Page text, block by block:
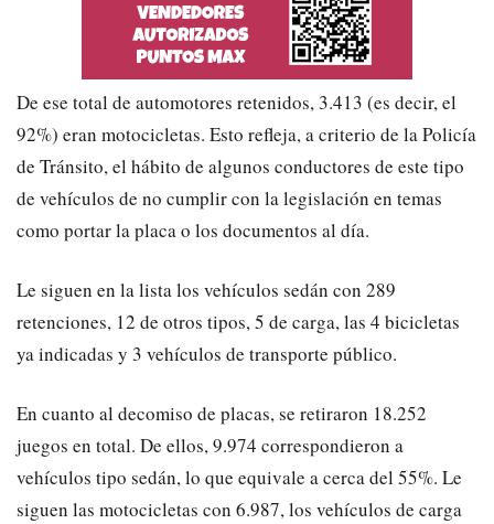
​De ese total de automotores retenidos, 3.413 (es decir, el
92%) eran motocicletas. Esto refleja, a criterio de la Policía
de Tránsito, el hábito de algunos conductores de este tipo
de vehículos de no cumplir con la legislación en temas
como portar la placa o los documentos al día.
​Le siguen en la lista los vehículos sedán con 289
retenciones, 12 de otros tipos, 5 de carga, las 4 bicicletas
ya indicadas y 3 vehículos de transporte público.
​En cuanto al decomiso de placas, se retiraron 18.252
juegos en total. De ellos, 9.974 correspondieron a
vehículos tipo sedán, lo que equivale a cerca del 55%. Le
siguen las motocicletas con 6.987, los vehículos de carga